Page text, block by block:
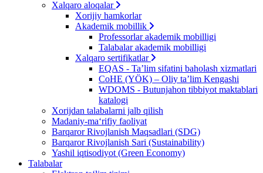
Xalqaro aloqalar
Xorijiy hamkorlar
Akademik mobillik
Professorlar akademik mobilligi
Talabalar akademik mobilligi
Xalqaro sertifikatlar
EQAS - Ta’lim sifatini baholash xizmatlari
CoHE (YÖK) – Oliy ta’lim Kengashi
WDOMS - Butunjahon tibbiyot maktablari
katalogi
Xorijdan talabalarni jalb qilish
Madaniy-ma‘rifiy faoliyat
Barqaror Rivojlanish Maqsadlari (SDG)
Barqaror Rivojlanish Sari (Sustainability)
Yashil iqtisodiyot (Green Economy)
Talabalar